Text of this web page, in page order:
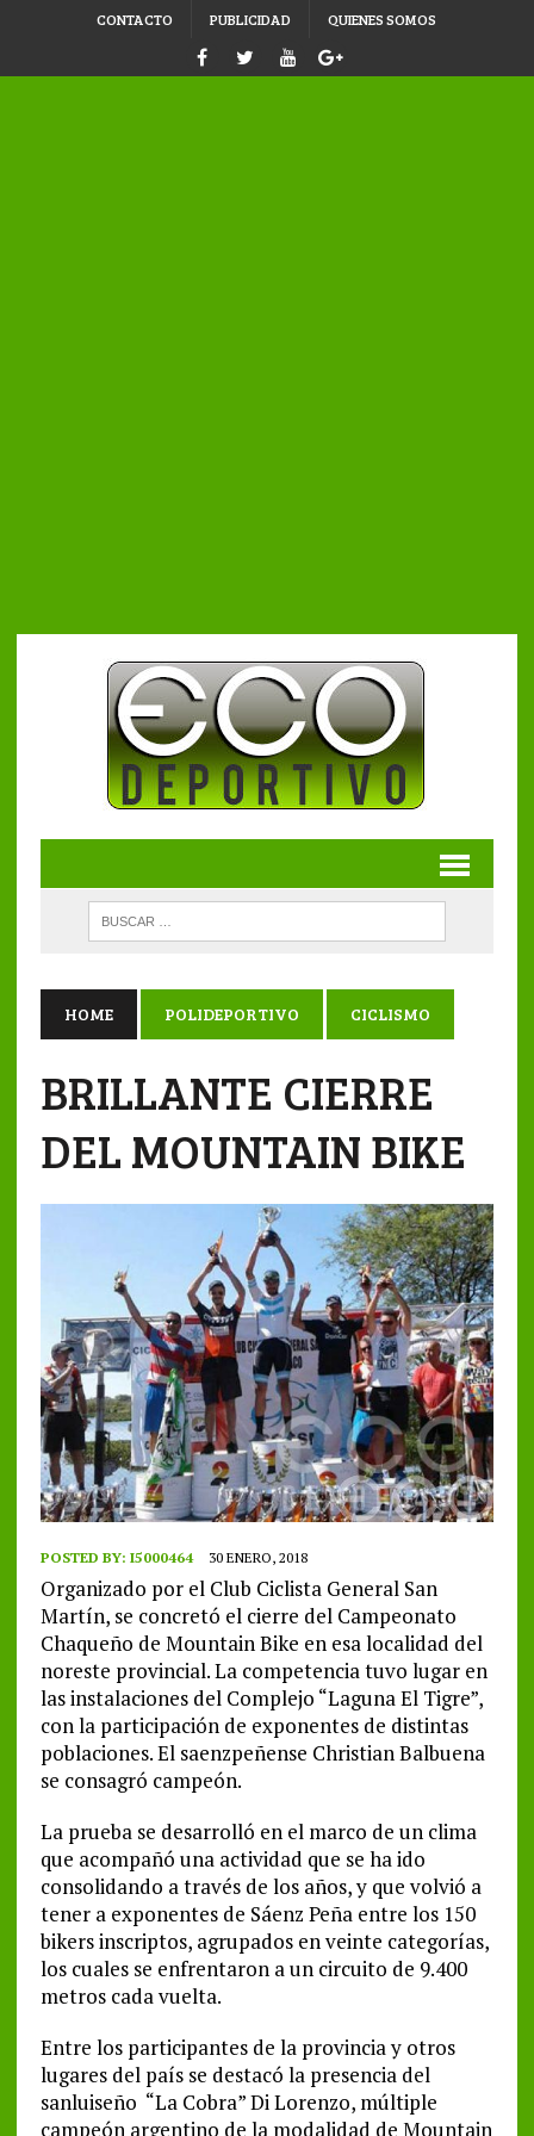
CONTACTO PUBLICIDAD QUIENES SOMOS
HOME POLIDEPORTIVO CICLISMO
BRILLANTE CIERRE
DEL MOUNTAIN BIKE
POSTED BY: I5000464 30 ENERO, 2018
Organizado por el Club Ciclista General San
Martín, se concretó el cierre del Campeonato
Chaqueño de Mountain Bike en esa localidad del
noreste provincial. La competencia tuvo lugar en
las instalaciones del Complejo “Laguna El Tigre”,
con la participación de exponentes de distintas
poblaciones. El saenzpeñense Christian Balbuena
se consagró campeón.
La prueba se desarrolló en el marco de un clima
que acompañó una actividad que se ha ido
consolidando a través de los años, y que volvió a
tener a exponentes de Sáenz Peña entre los 150
bikers inscriptos, agrupados en veinte categorías,
los cuales se enfrentaron a un circuito de 9.400
metros cada vuelta.
Entre los participantes de la provincia y otros
lugares del país se destacó la presencia del
sanluiseño “La Cobra” Di Lorenzo, múltiple
campeón argentino de la modalidad de Mountain